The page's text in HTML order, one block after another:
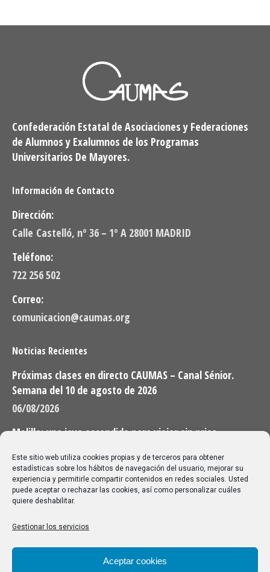
Este sitio web utiliza cookies propias y de terceros para obtener
estadísticas sobre los hábitos de navegación del usuario, mejorar su
experiencia y permitirle compartir contenidos en redes sociales. Usted
puede aceptar o rechazar las cookies, así como personalizar cuáles
quiere deshabilitar.
Gestionar los servicios
Aceptar cookies
Confederación Estatal de Asociaciones y Federaciones
de Alumnos y Exalumnos de los Programas
Universitarios De Mayores.
Información de Contacto
Dirección:
Calle Castelló, nº 36 – 1º A 28001 MADRID
Teléfono:
722 256 502
Correo:
comunicacion@caumas.org
Noticias Recientes
Próximas clases en directo CAUMAS – Canal Sénior.
Semana del 10 de agosto de 2026
06/08/2026
Melilla: una joya escondida para viajar sin prisa
28/07/2026
Buscar
Buscar:
Aviso Legal|Política de privacidad|Política de cookies